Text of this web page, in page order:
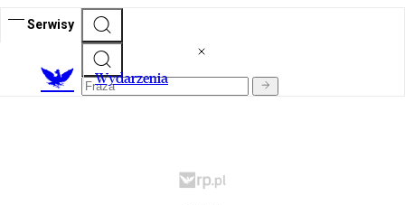
Serwisy
Wydarzenia